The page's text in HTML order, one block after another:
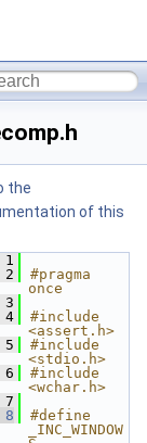
the
of this
1
2
#pragma
once
3
4
#include
<assert.h>
5
#include
<stdio.h>
6
#include
<wchar.h>
7
8
#define
_INC_WINDOW